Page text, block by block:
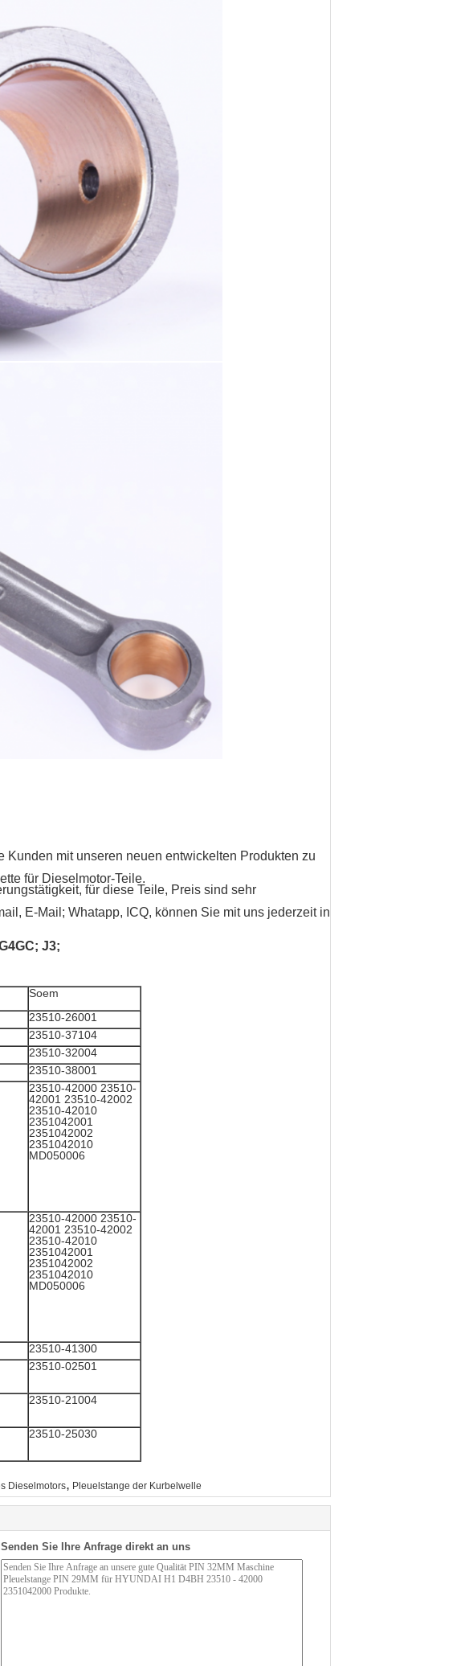
mit unseren neuen entwickelten Produkten zu
für Dieselmotor-Teile.
für diese Teile, Preis sind sehr
E-Mail; Whatapp, ICQ, können Sie mit uns jederzeit in
J3;
Soem
23510-26001
23510-37104
23510-32004
23510-38001
23510-42000 23510-
42001 23510-42002
23510-42010
2351042001
2351042002
2351042010
MD050006
23510-42000 23510-
42001 23510-42002
23510-42010
2351042001
2351042002
2351042010
MD050006
23510-41300
23510-02501
23510-21004
23510-25030
Dieselmotors, Pleuelstange der Kurbelwelle
Senden Sie Ihre Anfrage direkt an uns